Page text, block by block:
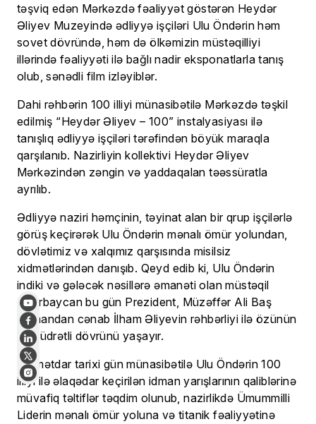
təşviq edən Mərkəzdə fəaliyyət göstərən Heydər
Əliyev Muzeyində ədliyyə işçiləri Ulu Öndərin həm
sovet dövründə, həm də ölkəmizin müstəqilliyi
illərində fəaliyyəti ilə bağlı nadir eksponatlarla tanış
olub, sənədli film izləyiblər.
Dahi rəhbərin 100 illiyi münasibətilə Mərkəzdə təşkil
edilmiş “Heydər Əliyev – 100” instalyasiyası ilə
tanışlıq ədliyyə işçiləri tərəfindən böyük maraqla
qarşılanıb. Nazirliyin kollektivi Heydər Əliyev
Mərkəzindən zəngin və yaddaqalan təəssüratla
ayrılıb.
Ədliyyə naziri həmçinin, təyinat alan bir qrup işçilərlə
görüş keçirərək Ulu Öndərin mənalı ömür yolundan,
dövlətimiz və xalqımız qarşısında misilsiz
xidmətlərindən danışıb. Qeyd edib ki, Ulu Öndərin
indiki və gələcək nəsillərə əmanəti olan müstəqil
Azərbaycan bu gün Prezident, Müzəffər Ali Baş
Komandan cənab İlham Əliyevin rəhbərliyi ilə özünün
ən qüdrətli dövrünü yaşayır.
Əlamətdar tarixi gün münasibətilə Ulu Öndərin 100
illiyi ilə əlaqədar keçirilən idman yarışlarının qaliblərinə
müvafiq təltiflər təqdim olunub, nazirlikdə Ümummilli
Liderin mənalı ömür yoluna və titanik fəaliyyətinə